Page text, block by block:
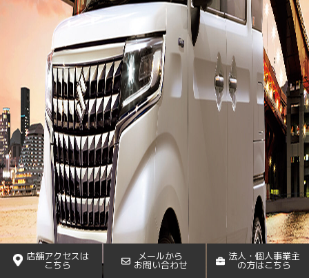
店舗アクセスは
こちら
メールから
お問い合わせ
法人・個人事業主
の方はこちら